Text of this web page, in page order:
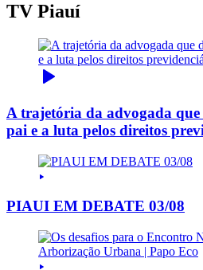
TV Piauí
A trajetória da advogada
pai e a luta pelos direitos
PIAUI EM DEBATE 03/08